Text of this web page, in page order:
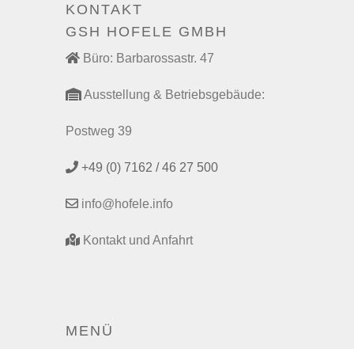
KONTAKT
GSH HOFELE GMBH
Büro: Barbarossastr. 47
Ausstellung & Betriebsgebäude:
Postweg 39
+49 (0) 7162 / 46 27 500
info@hofele.info
Kontakt und Anfahrt
MENÜ